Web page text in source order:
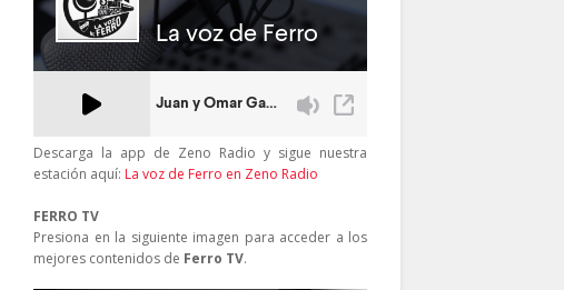
Descarga la app de Zeno Radio y sigue nuestra
estación aquí: La voz de Ferro en Zeno Radio
FERRO TV
Presiona en la siguiente imagen para acceder a los
mejores contenidos de Ferro TV.